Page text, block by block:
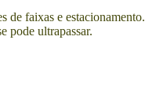
de faixas e estacionamento.
pode ultrapassar.